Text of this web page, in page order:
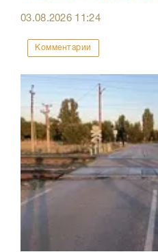
03.08.2026 11:24
Комментарии